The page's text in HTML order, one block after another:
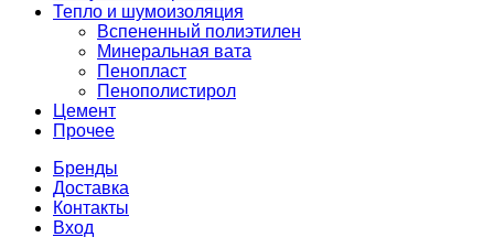
Тепло и шумоизоляция
Вспененный полиэтилен
Минеральная вата
Пенопласт
Пенополистирол
Цемент
Прочее
Бренды
Доставка
Контакты
Вход